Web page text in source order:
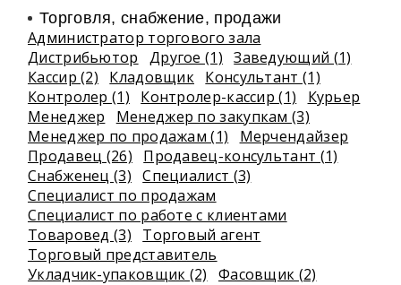
Торговля, снабжение, продажи
Администратор торгового зала
Дистрибьютор
Другое (1)
Заведующий (1)
Кассир (2)
Кладовщик Консультант (1)
Контролер (1)
Контролер-кассир (1)
Курьер
Менеджер
Менеджер по закупкам (3)
Менеджер по продажам (1)
Мерчендайзер
Продавец (26)
Продавец-консультант (1)
Снабженец (3)
Специалист (3)
Специалист по продажам
Специалист по работе с клиентами
Товаровед (3)
Торговый агент
Торговый представитель
Укладчик-упаковщик (2)
Фасовщик (2)